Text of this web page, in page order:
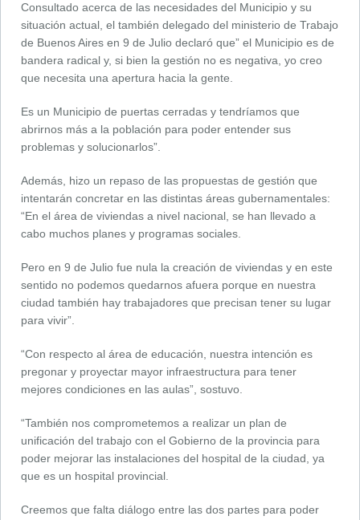
Consultado acerca de las necesidades del Municipio y su
situación actual, el también delegado del ministerio de Trabajo
de Buenos Aires en 9 de Julio declaró que” el Municipio es de
bandera radical y, si bien la gestión no es negativa, yo creo
que necesita una apertura hacia la gente.
Es un Municipio de puertas cerradas y tendríamos que
abrirnos más a la población para poder entender sus
problemas y solucionarlos”.
Además, hizo un repaso de las propuestas de gestión que
intentarán concretar en las distintas áreas gubernamentales:
“En el área de viviendas a nivel nacional, se han llevado a
cabo muchos planes y programas sociales.
Pero en 9 de Julio fue nula la creación de viviendas y en este
sentido no podemos quedarnos afuera porque en nuestra
ciudad también hay trabajadores que precisan tener su lugar
para vivir”.
“Con respecto al área de educación, nuestra intención es
pregonar y proyectar mayor infraestructura para tener
mejores condiciones en las aulas”, sostuvo.
“También nos comprometemos a realizar un plan de
unificación del trabajo con el Gobierno de la provincia para
poder mejorar las instalaciones del hospital de la ciudad, ya
que es un hospital provincial.
Creemos que falta diálogo entre las dos partes para poder